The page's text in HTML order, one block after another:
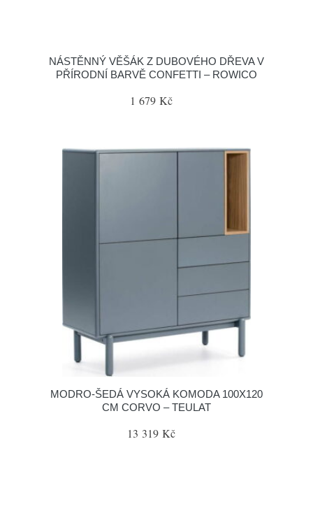
NÁSTĚNNÝ VĚŠÁK Z DUBOVÉHO DŘEVA V
PŘÍRODNÍ BARVĚ CONFETTI – ROWICO
1 679 Kč
MODRO-ŠEDÁ VYSOKÁ KOMODA 100X120
CM CORVO – TEULAT
13 319 Kč